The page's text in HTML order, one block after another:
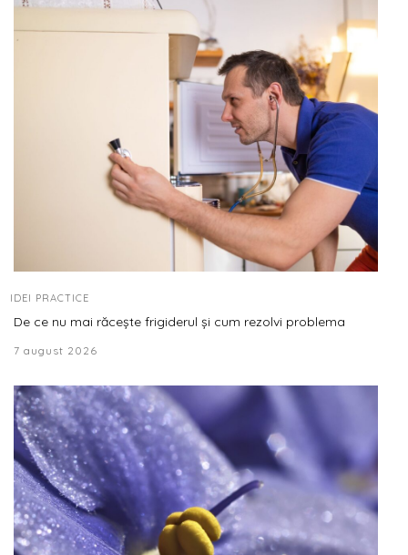
IDEI PRACTICE
De ce nu mai răcește frigiderul și cum rezolvi problema
7 august 2026